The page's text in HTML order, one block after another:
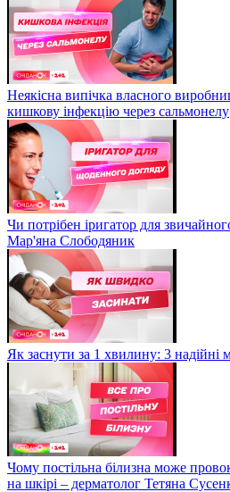
Неякісна випічка власного
кишкову інфекцію через сальмонелу
Чи потрібен іригатор для
Мар'яна Слободяник
Як заснути за 1 хвилину: 3 надійні
Чому постільна білизна може
на шкірі – дерматолог Тетяна